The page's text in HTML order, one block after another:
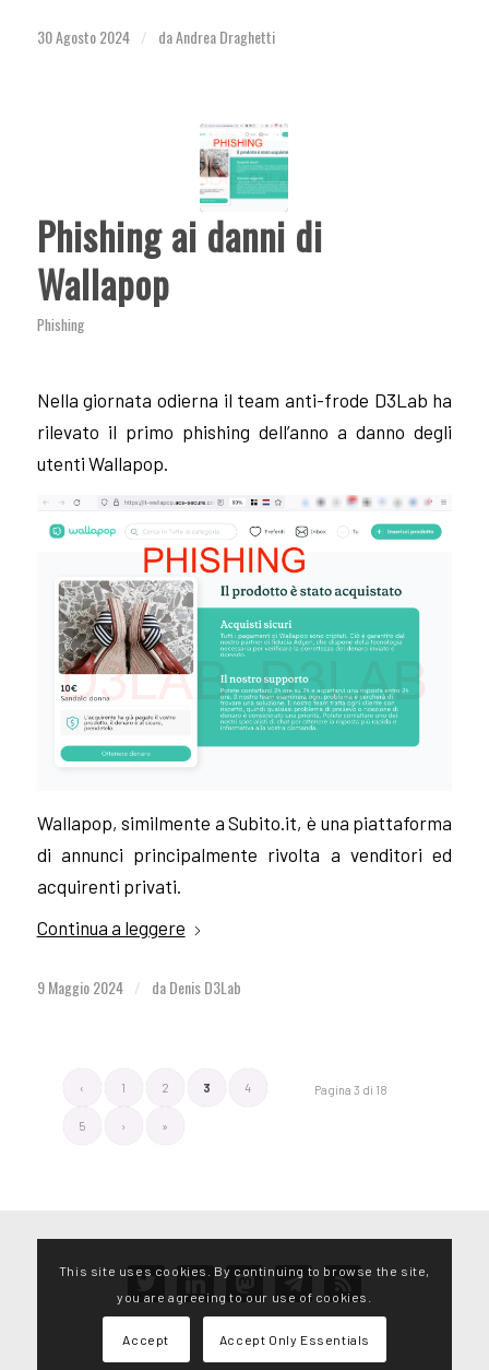
30 Agosto 2024 / daAndrea Draghetti
Phishing ai danni di
Wallapop
Phishing
Nella giornata odierna il team anti-frode D3Lab ha
rilevato il primo phishing dell’anno a danno degli
utenti Wallapop.
Wallapop, similmente a Subito.it, è una piattaforma
di annunci principalmente rivolta a venditori ed
acquirenti privati.
Continua a leggere
9 Maggio 2024 / daDenis D3Lab
Pagina 3 di 18
‹ 1 2 3 4
5 › »
twitterlinkedinmastodontelegramrss
This site uses cookies. By continuing to browse the site,
you are agreeing to our use of cookies.
Accept Accept Only Essentials